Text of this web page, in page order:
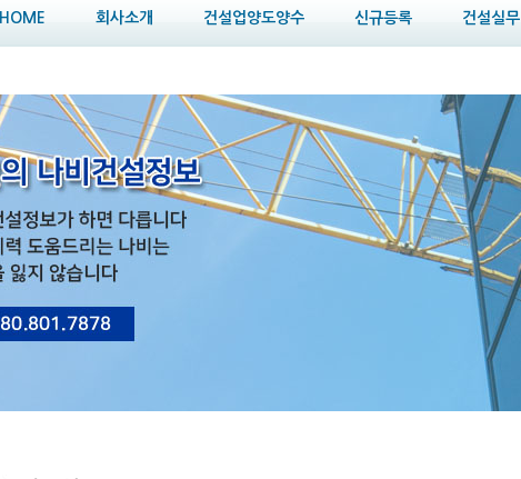
HOME 회사소개 건설업양도양수 신규등록 건설실무